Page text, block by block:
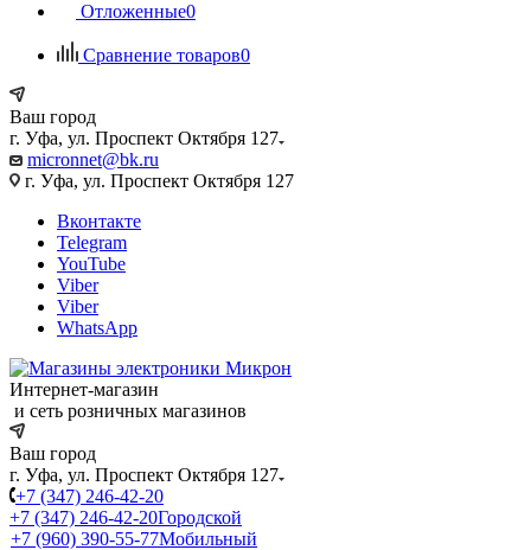
Отложенные0
Сравнение товаров0
Ваш город
г. Уфа, ул. Проспект Октября 127
micronnet@bk.ru
г. Уфа, ул. Проспект Октября 127
Вконтакте
Telegram
YouTube
Viber
Viber
WhatsApp
Интернет-магазин
и сеть розничных магазинов
Ваш город
г. Уфа, ул. Проспект Октября 127
+7 (347) 246-42-20
+7 (347) 246-42-20Городской
+7 (960) 390-55-77Мобильный